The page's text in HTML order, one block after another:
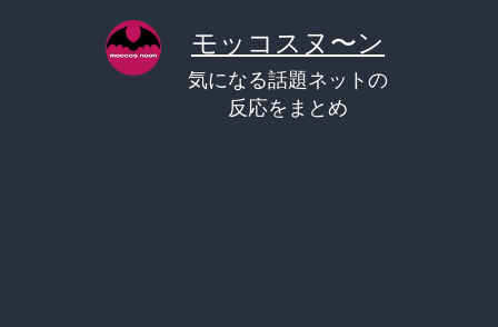
モッコスヌ〜ン
気になる話題ネットの
反応をまとめ